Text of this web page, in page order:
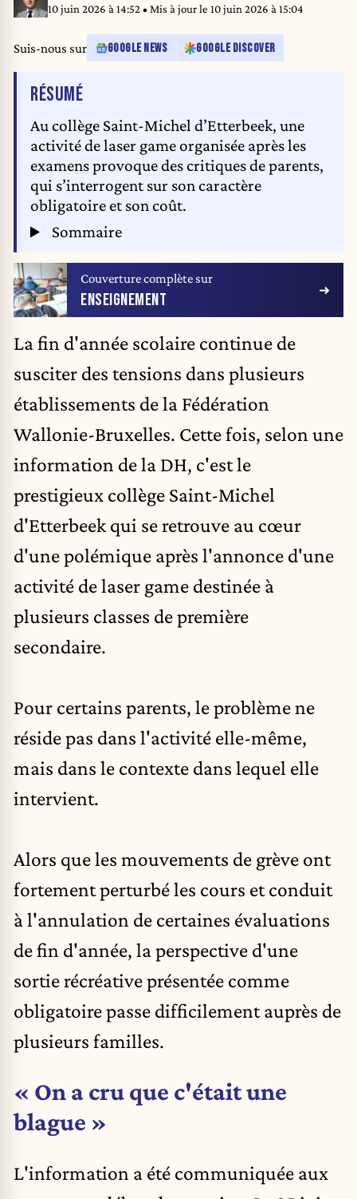
10 juin 2026 à 14:52• Mis à jour le 10 juin 2026 à 15:04
Suis-nous sur GOOGLE NEWS GOOGLE DISCOVER
RÉSUMÉDE L'ARTICLE
Au collège Saint-Michel d’Etterbeek, une
activité de laser game organisée après les
examens provoque des critiques de parents,
qui s’interrogent sur son caractère
obligatoire et son coût.
Sommaire
Couverture complète sur
ENSEIGNEMENT
La fin d'année scolaire continue de
susciter des tensions dans plusieurs
établissements de la Fédération
Wallonie-Bruxelles. Cette fois, selon une
information de la DH, c'est le
prestigieux collège Saint-Michel
d'Etterbeek qui se retrouve au cœur
d'une polémique après l'annonce d'une
activité de laser game destinée à
plusieurs classes de première
secondaire.
Pour certains parents, le problème ne
réside pas dans l'activité elle-même,
mais dans le contexte dans lequel elle
intervient.
Alors que les mouvements de grève ont
fortement perturbé les cours et conduit
à l'annulation de certaines évaluations
de fin d'année, la perspective d'une
sortie récréative présentée comme
obligatoire passe difficilement auprès de
plusieurs familles.
« On a cru que c'était une
blague »
L'information a été communiquée aux